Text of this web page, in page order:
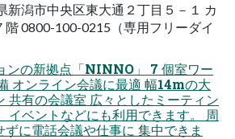
新潟市中央区東大通２丁目５－１ カ
階 0800-100-0215（専用フリーダイ
ンの新拠点「NINNO」 7 個室ワー
オンライン会議に最適 幅14mの大
共有の会議室 広々としたミーティン
イベントなどにも利用できます。 周
ずに電話会議や仕事に 集中できま